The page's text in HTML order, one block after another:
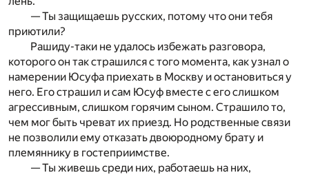
— Ты защищаешь русских, потому что они тебя
приютили?
Рашиду-таки не удалось избежать разговора,
которого он так страшился с того момента, как узнал о
намерении Юсуфа приехать в Москву и остановиться у
него. Его страшил и сам Юсуф вместе с его слишком
агрессивным, слишком горячим сыном. Страшило то,
чем мог быть чреват их приезд. Но родственные связи
не позволили ему отказать двоюродному брату и
племяннику в гостеприимстве.
— Ты живешь среди них, работаешь на них,